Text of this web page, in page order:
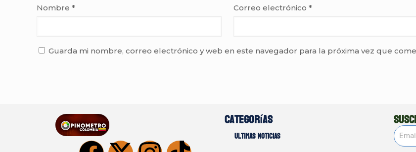
Nombre * Correo electrónico*
Guarda mi nombre, correo electrónico y web en este navegador para la próxima vez que
Categorías
Ultimas noticias